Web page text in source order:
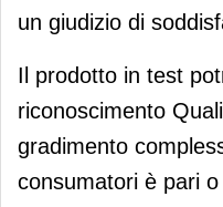
un giudizio di
Il prodotto in test
riconoscimento
gradimento
consumatori è pari